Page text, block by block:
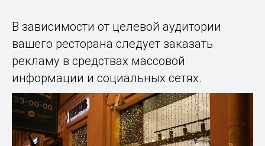
В зависимости от целевой аудитории
вашего ресторана следует заказать
рекламу в средствах массовой
информации и социальных сетях.